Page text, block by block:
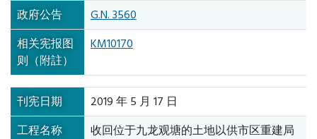
政府公告
G.N. 3560
相关宪报图
则（附註）
KM10170
刊宪日期
2019 年 5 月 17 日
工程名称
收回位于九龙观塘的土地以供市区重建局